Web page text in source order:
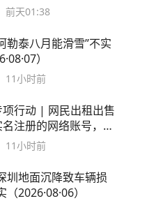
前天01:38
勒泰八月能滑雪”不实
）
11小时前
项行动 | 网民出租出售
注册的网络账号，危
11小时前
圳地面沉降致车辆损
（2026·08·06）